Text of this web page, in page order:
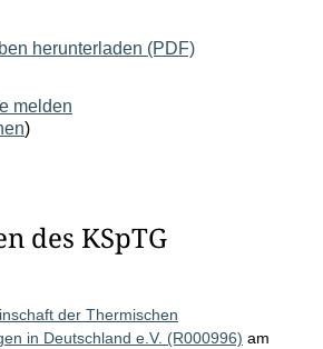
herunterladen (PDF)
melden
)
des KSpTG
der Thermischen
in Deutschland e.V. (R000996) am